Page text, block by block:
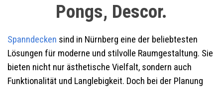
Pongs, Descor.
Spanndecken sind in Nürnberg eine der beliebtesten
Lösungen für moderne und stilvolle Raumgestaltung. Sie
bieten nicht nur ästhetische Vielfalt, sondern auch
Funktionalität und Langlebigkeit. Doch bei der Planung